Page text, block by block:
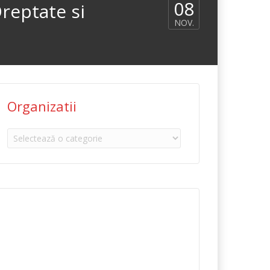
si
08
NOV.
Organizatii
Organizatii